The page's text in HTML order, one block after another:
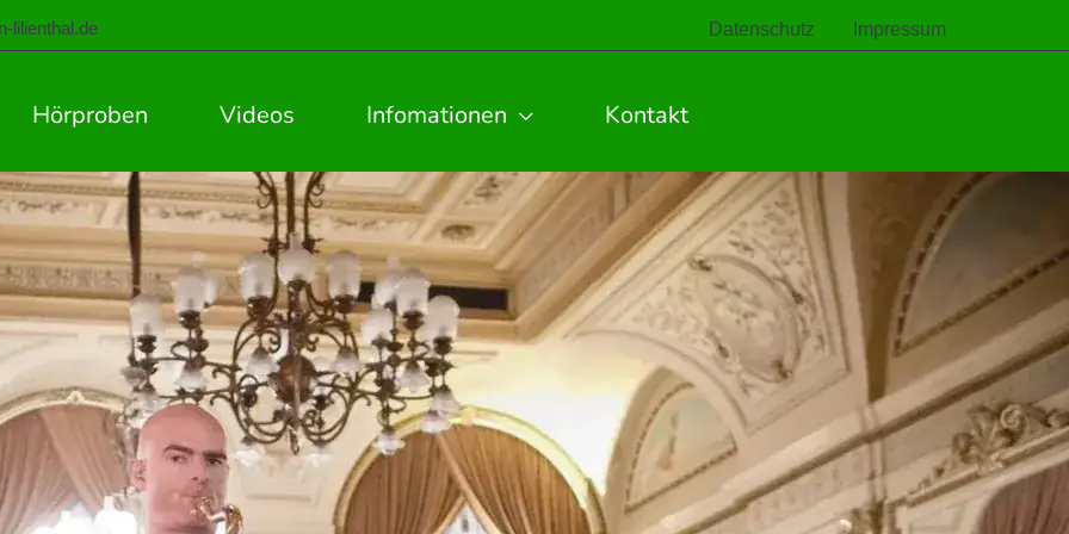
lilienthal.de Datenschutz Impressum
Hörproben Videos Infomationen Kontakt